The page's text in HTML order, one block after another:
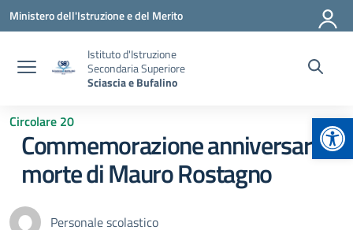
Vai ai contenuti
Vai al menu di navigazione
Vai al footer
Ministero dell'Istruzione e del Merito
Istituto d'Istruzione
Secondaria Superiore
Sciascia e Bufalino
Circolare 20
Commemorazione anniversario
morte di Mauro Rostagno
Personale scolastico